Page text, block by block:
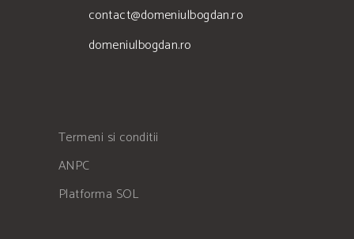
contact@domeniulbogdan.ro
domeniulbogdan.ro
Termeni si conditii
ANPC
Platforma SOL